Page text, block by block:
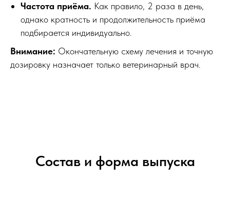
Частота приёма. Как правило, 2 раза в день,
однако кратность и продолжительность приёма
подбирается индивидуально.
Внимание: Окончательную схему лечения и точную
дозировку назначает только ветеринарный врач.
Состав и форма выпуска